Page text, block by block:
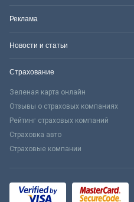
Реклама
Новости и статьи
Страхование
Зеленая карта онлайн
Отзывы о страховых компаниях
Рейтинг страховых компаний
Страховка авто
Страховые компании